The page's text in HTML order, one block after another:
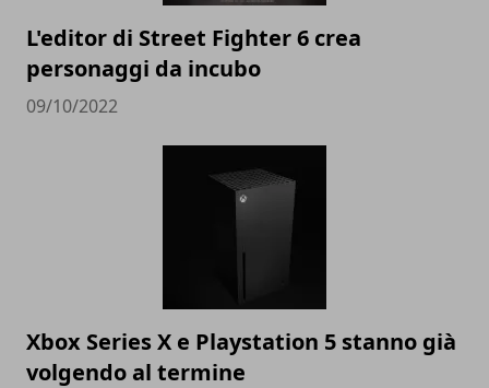
L'editor di Street Fighter 6 crea
personaggi da incubo
09/10/2022
Xbox Series X e Playstation 5 stanno già
volgendo al termine